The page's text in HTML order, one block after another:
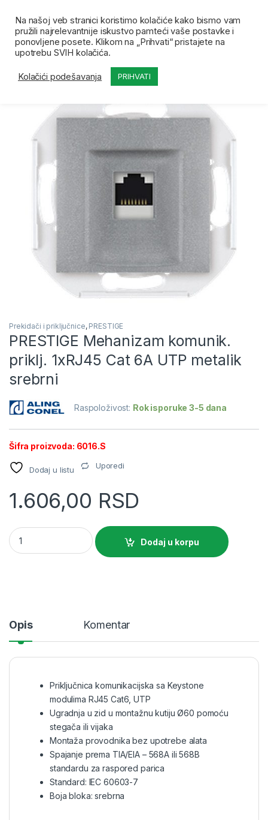
Početna Prodavnica Prekidači i priključnice
Prekidači i priključnice, PRESTIGE
PRESTIGE Mehanizam komunik.
priklj. 1xRJ45 Cat 6A UTP metalik
srebrni
Raspoloživost: Rok isporuke 3-5 dana
Šifra proizvoda: 6016.S
Dodaj u listu Uporedi
1.606,00 RSD
PRESTIGE Mehanizam komunik. priklj. 1xRJ45 Cat 6A UTP
Dodaj u korpu
Opis Komentar
Priključnica komunikacijska sa Keystone
modulima RJ45 Cat6, UTP
Ugradnja u zid u montažnu kutiju Ø60 pomoću
stegača ili vijaka
Montaža provodnika bez upotrebe alata
Spajanje prema TIA/EIA – 568A ili 568B
standardu za raspored parica
Standard: IEC 60603-7
Boja bloka: srebrna
Na našoj veb stranici koristimo kolačiće kako bismo vam
pružili najrelevantnije iskustvo pamteći vaše postavke i
ponovljene posete. Klikom na „Prihvati“ pristajete na
upotrebu SVIH kolačića.
Kolačići podešavanja PRIHVATI